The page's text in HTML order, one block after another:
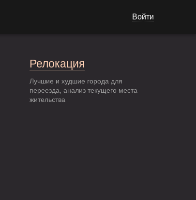
Войти
Релокация
Лучшие и худшие города для
переезда, анализ текущего места
жительства